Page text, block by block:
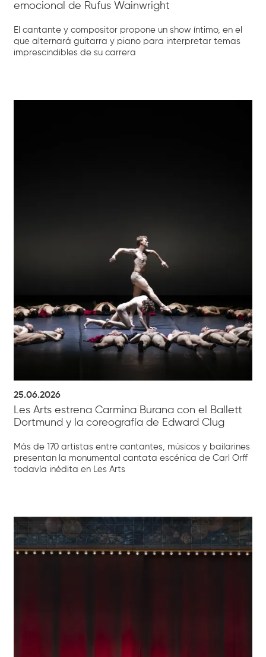
emocional de Rufus Wainwright
El cantante y compositor propone un show íntimo, en el
que alternará guitarra y piano para interpretar temas
imprescindibles de su carrera
25.06.2026
Les Arts estrena Carmina Burana con el Ballett
Dortmund y la coreografía de Edward Clug
Más de 170 artistas entre cantantes, músicos y bailarines
presentan la monumental cantata escénica de Carl Orff
todavía inédita en Les Arts